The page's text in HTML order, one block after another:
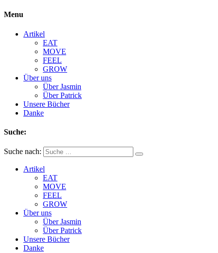
Menu
Artikel
EAT
MOVE
FEEL
GROW
Über uns
Über Jasmin
Über Patrick
Unsere Bücher
Danke
Suche:
Suche nach:
Artikel
EAT
MOVE
FEEL
GROW
Über uns
Über Jasmin
Über Patrick
Unsere Bücher
Danke